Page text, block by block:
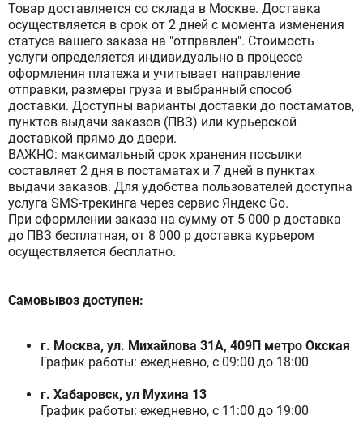
Товар доставляется со склада в Москве. Доставка
осуществляется в срок от 2 дней с момента изменения
статуса вашего заказа на "отправлен". Стоимость
услуги определяется индивидуально в процессе
оформления платежа и учитывает направление
отправки, размеры груза и выбранный способ
доставки. Доступны варианты доставки до постаматов,
пунктов выдачи заказов (ПВЗ) или курьерской
доставкой прямо до двери.
ВАЖНО: максимальный срок хранения посылки
составляет 2 дня в постаматах и 7 дней в пунктах
выдачи заказов. Для удобства пользователей доступна
услуга SMS-трекинга через сервис Яндекс Go.
При оформлении заказа на сумму от 5 000 р доставка
до ПВЗ бесплатная, от 8 000 р доставка курьером
осуществляется бесплатно.
Самовывоз доступен:
г. Москва, ул. Михайлова 31А, 409П метро Окская
График работы: ежедневно, с 09:00 до 18:00
г. Хабаровск, ул Мухина 13
График работы: ежедневно, с 11:00 до 19:00